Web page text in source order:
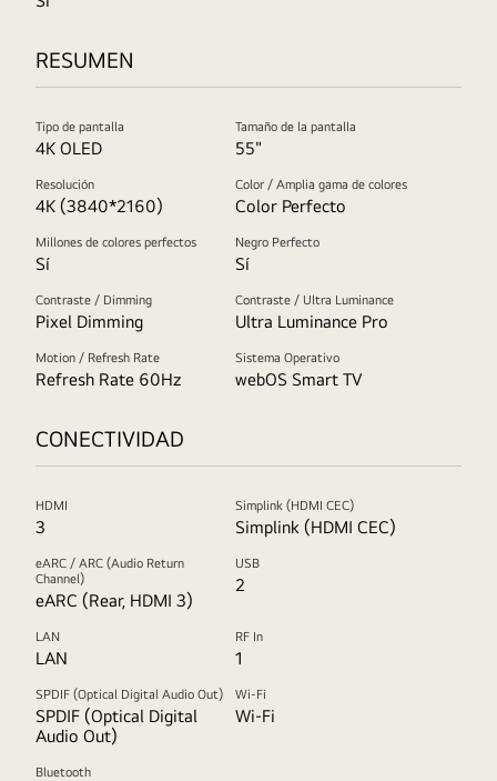
RESUMEN
Tipo de pantalla
4K OLED
Tamaño de la pantalla
55"
Resolución
4K (3840*2160)
Color / Amplia gama de colores
Color Perfecto
Millones de colores perfectos
Sí
Negro Perfecto
Sí
Contraste / Dimming
Pixel Dimming
Contraste / Ultra Luminance
Ultra Luminance Pro
Motion / Refresh Rate
Refresh Rate 60Hz
Sistema Operativo
webOS Smart TV
CONECTIVIDAD
HDMI
3
Simplink (HDMI CEC)
Simplink (HDMI CEC)
eARC / ARC (Audio Return
Channel)
eARC (Rear, HDMI 3)
USB
2
LAN
LAN
RF In
1
SPDIF (Optical Digital Audio Out)
SPDIF (Optical Digital
Audio Out)
Wi-Fi
Wi-Fi
Bluetooth